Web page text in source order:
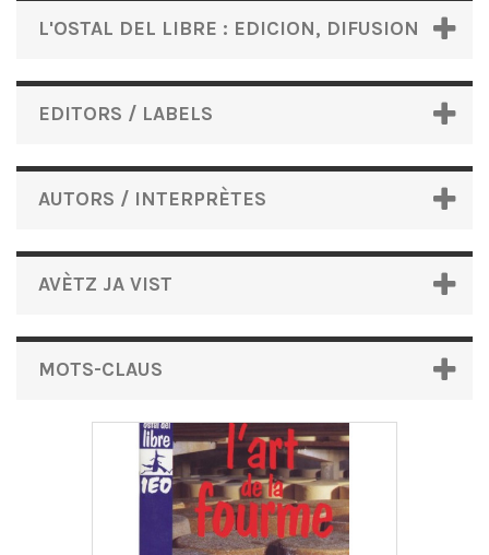
L'OSTAL DEL LIBRE : EDICION, DIFUSION
EDITORS / LABELS
AUTORS / INTERPRÈTES
AVÈTZ JA VIST
MOTS-CLAUS